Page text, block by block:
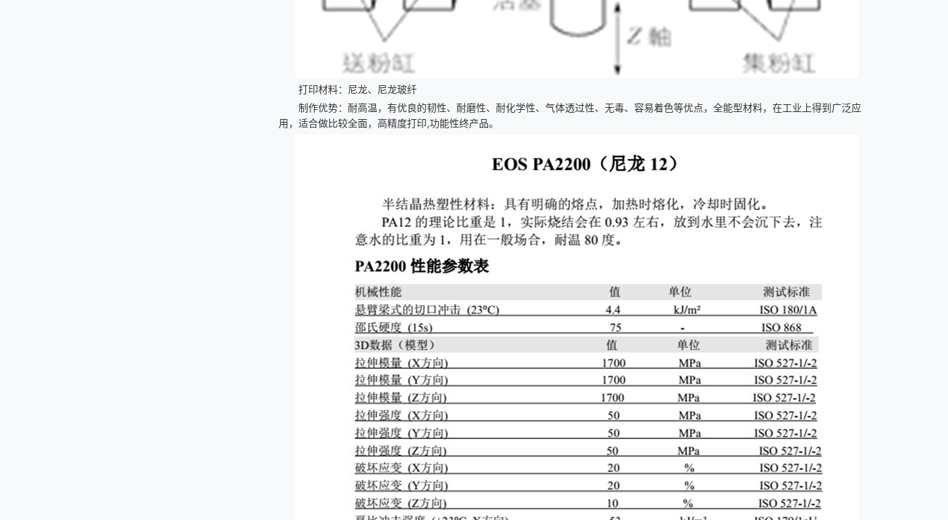
打印材料：尼龙、尼龙玻纤
制作优势： 耐高温，有优良的韧性、耐磨性、耐化学性、气体透过性、无毒、容易着色等优点，全能型材料，在工业上得到广泛应
用，适合做比较全面，高精度打印,功能性终产品。